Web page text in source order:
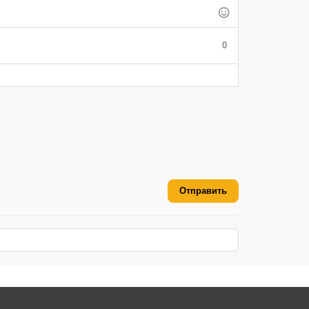
0
Отправить